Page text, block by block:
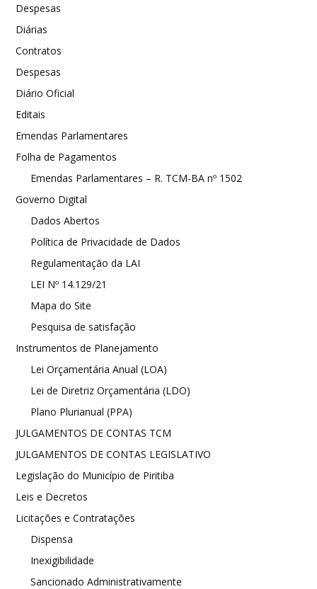
Despesas
Diárias
Contratos
Despesas
Diário Oficial
Editais
Emendas Parlamentares
Folha de Pagamentos
Emendas Parlamentares – R. TCM-BA nº 1502
Governo Digital
Dados Abertos
Política de Privacidade de Dados
Regulamentação da LAI
LEI Nº 14.129/21
Mapa do Site
Pesquisa de satisfação
Instrumentos de Planejamento
Lei Orçamentária Anual (LOA)
Lei de Diretriz Orçamentária (LDO)
Plano Plurianual (PPA)
JULGAMENTOS DE CONTAS TCM
JULGAMENTOS DE CONTAS LEGISLATIVO
Legislação do Município de Piritiba
Leis e Decretos
Licitações e Contratações
Dispensa
Inexigibilidade
Sancionado Administrativamente